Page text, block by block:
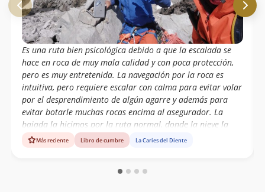
Es una ruta bien psicológica debido a que la escalada se
hace en roca de muy mala calidad y con poca protección,
pero es muy entretenida. La navegación por la roca es
intuitiva, pero requiere escalar con calma para evitar volar
por el desprendimiento de algún agarre y además para
evitar botarle muchas rocas encima al asegurador. La
bajada la hicimos por la ruta normal, donde la nieve la
encontramos en muy buenas condiciones.
Más reciente Libro de cumbre La Caries del Diente